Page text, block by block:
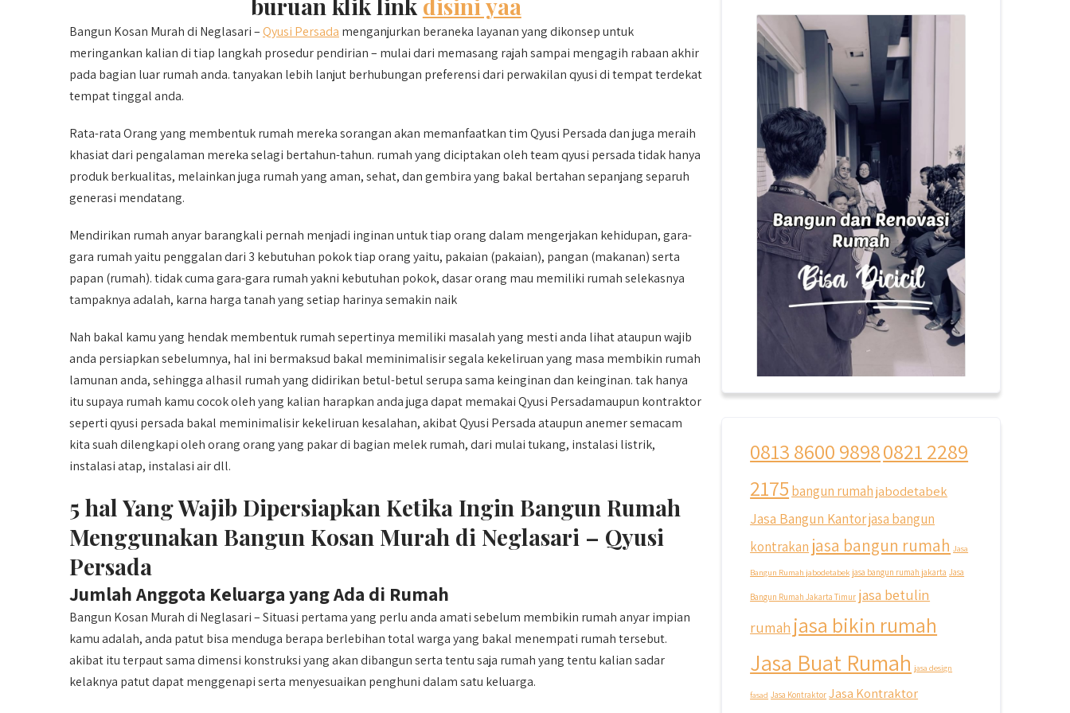
buruan klik link disini yaa
Bangun Kosan Murah di Neglasari –Qyusi Persada menganjurkan beraneka layanan yang dikonsep untuk
meringankan kalian di tiap langkah prosedur pendirian – mulai dari memasang rajah sampai mengagih rabaan akhir
pada bagian luar rumah anda. tanyakan lebih lanjut berhubungan preferensi dari perwakilan qyusi di tempat terdekat
tempat tinggal anda.
Rata-rata Orang yang membentuk rumah mereka sorangan akan memanfaatkan tim Qyusi Persada dan juga meraih
khasiat dari pengalaman mereka selagi bertahun-tahun. rumah yang diciptakan oleh team qyusi persada tidak hanya
produk berkualitas, melainkan juga rumah yang aman, sehat, dan gembira yang bakal bertahan sepanjang separuh
generasi mendatang.
Mendirikan rumah anyar barangkali pernah menjadi inginan untuk tiap orang dalam mengerjakan kehidupan, gara-
gara rumah yaitu penggalan dari 3 kebutuhan pokok tiap orang yaitu, pakaian (pakaian), pangan (makanan) serta
papan (rumah). tidak cuma gara-gara rumah yakni kebutuhan pokok, dasar orang mau memiliki rumah selekasnya
tampaknya adalah, karna harga tanah yang setiap harinya semakin naik
Nah bakal kamu yang hendak membentuk rumah sepertinya memiliki masalah yang mesti anda lihat ataupun wajib
anda persiapkan sebelumnya, hal ini bermaksud bakal meminimalisir segala kekeliruan yang masa membikin rumah
lamunan anda, sehingga alhasil rumah yang didirikan betul-betul serupa sama keinginan dan keinginan. tak hanya
itu supaya rumah kamu cocok oleh yang kalian harapkan anda juga dapat memakai Qyusi Persadamaupun kontraktor
seperti qyusi persada bakal meminimalisir kekeliruan kesalahan, akibat Qyusi Persada ataupun anemer semacam
kita suah dilengkapi oleh orang orang yang pakar di bagian melek rumah, dari mulai tukang, instalasi listrik,
instalasi atap, instalasi air dll.
5 hal Yang Wajib Dipersiapkan Ketika Ingin Bangun Rumah
Menggunakan Bangun Kosan Murah di Neglasari – Qyusi
Persada
Jumlah Anggota Keluarga yang Ada di Rumah
Bangun Kosan Murah di Neglasari – Situasi pertama yang perlu anda amati sebelum membikin rumah anyar impian
kamu adalah, anda patut bisa menduga berapa berlebihan total warga yang bakal menempati rumah tersebut.
akibat itu terpaut sama dimensi konstruksi yang akan dibangun serta tentu saja rumah yang tentu kalian sadar
kelaknya patut dapat menggenapi serta menyesuaikan penghuni dalam satu keluarga.
Siapa yang udah masuk List untuk
Bangun dan Renovasi rumah Di
Cicilan ?? 🤗
Untuk informasi lebih lanjut terkait
program cicilan ini temen temen bisa
#jasabangunrumahjakarta
#kontraktorjakarta
#kontraktorbangunanrumah
#kontraktorbangunanjakarta
#kontraktorbekasi
0813 8600 98980821 2289
2175 bangun rumahjabodetabek
Jasa Bangun Kantorjasa bangun
kontrakan jasa bangun rumah Jasa
Bangun Rumah jabodetabek jasa bangun rumah jakarta Jasa
Bangun Rumah Jakarta Timur jasa betulin
rumah jasa bikin rumah
Jasa Buat Rumah jasa design
fasad Jasa Kontraktor Jasa Kontraktor